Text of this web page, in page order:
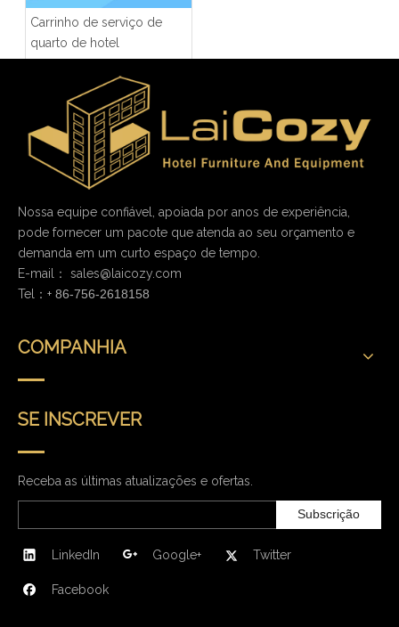
Carrinho de serviço de
quarto de hotel
Nossa equipe confiável, apoiada por anos de experiência,
pode fornecer um pacote que atenda ao seu orçamento e
demanda em um curto espaço de tempo.
E-mail： sales@laicozy.com
Tel：+ 86-756-2618158
COMPANHIA
SE INSCREVER
Receba as últimas atualizações e ofertas.
Subscrição
LinkedIn Google+ Twitter
Facebook